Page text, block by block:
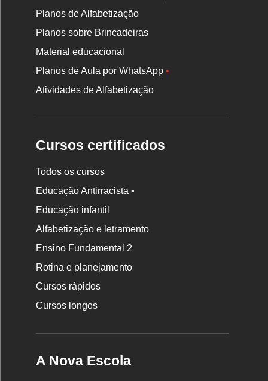
Planos de Alfabetização
Planos sobre Brincadeiras
Material educacional
Planos de Aula por WhatsApp•
Atividades de Alfabetização
Cursos certificados
Todos os cursos
Educação Antirracista •
Educação infantil
Alfabetização e letramento
Ensino Fundamental 2
Rotina e planejamento
Cursos rápidos
Cursos longos
A Nova Escola